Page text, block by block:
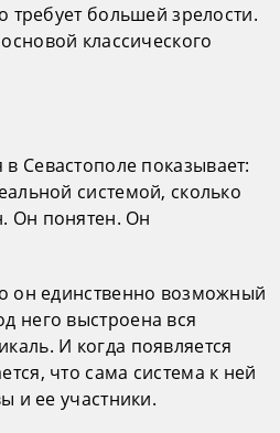
требует большей зрелости.
классического
Севастополе показывает:
системой, сколько
Он понятен. Он
он единственно возможный
него выстроена вся
И когда появляется
что сама система к ней
и ее участники.